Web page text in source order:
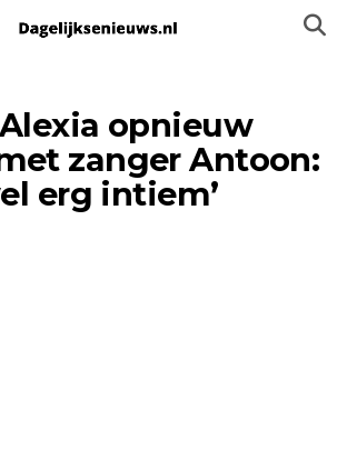
opnieuw
zanger Antoon:
erg intiem’